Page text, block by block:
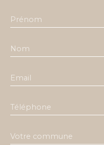
Prénom
Nom
Email
Téléphone
Votre commune